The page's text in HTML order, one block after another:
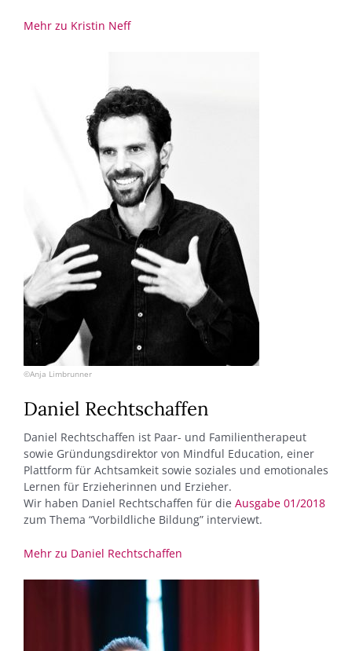
Mehr zu Kristin Neff
©Anja Limbrunner
Daniel Rechtschaffen
Daniel Rechtschaffen ist Paar- und Familientherapeut
sowie Gründungsdirektor von Mindful Education, einer
Plattform für Achtsamkeit sowie soziales und emotionales
Lernen für Erzieherinnen und Erzieher.
Wir haben Daniel Rechtschaffen für die Ausgabe 01/2018
zum Thema “Vorbildliche Bildung” interviewt.
Mehr zu Daniel Rechtschaffen